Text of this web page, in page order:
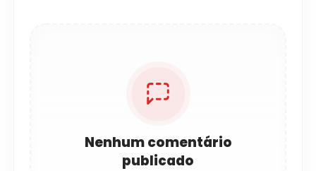
Nenhum comentário
publicado